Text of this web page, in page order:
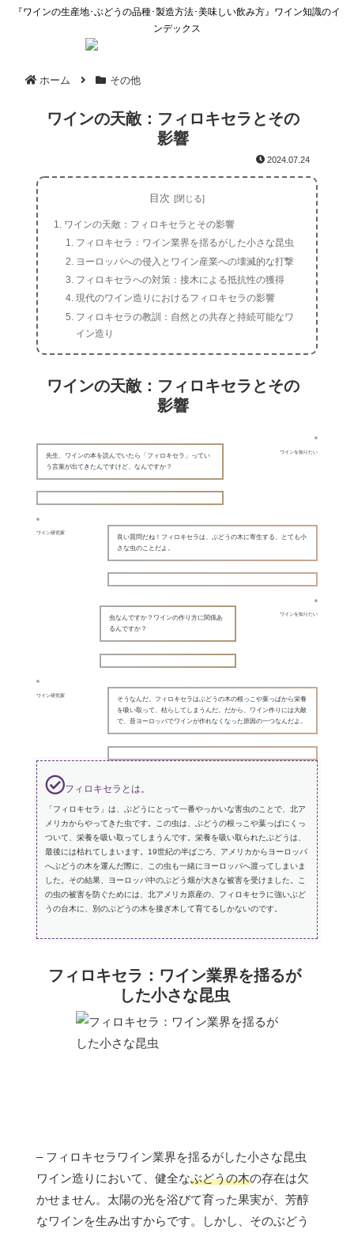
『ワインの生産地･ぶどうの品種･製造方法･美味しい飲み方』ワイン知識のイ
ンデックス
ホーム その他
ワインの天敵：フィロキセラとその
影響
2024.07.24
目次
ワインの天敵：フィロキセラとその影響
フィロキセラ：ワイン業界を揺るがした小さな昆虫
ヨーロッパへの侵入とワイン産業への壊滅的な打撃
フィロキセラへの対策：接木による抵抗性の獲得
現代のワイン造りにおけるフィロキセラの影響
フィロキセラの教訓：自然との共存と持続可能なワ
イン造り
ワインの天敵：フィロキセラとその
影響
ワインを知りたい
先生、ワインの本を読んでいたら「フィロキセラ」ってい
う言葉が出てきたんですけど、なんですか？
ワイン研究家
良い質問だね！フィロキセラは、ぶどうの木に寄生する、とても小
さな虫のことだよ。
ワインを知りたい
虫なんですか？ワインの作り方に関係あ
るんですか？
ワイン研究家
そうなんだ。フィロキセラはぶどうの木の根っこや葉っぱから栄養
を吸い取って、枯らしてしまうんだ。だから、ワイン作りには大敵
で、昔ヨーロッパでワインが作れなくなった原因の一つなんだよ。
フィロキセラとは。
「フィロキセラ」は、ぶどうにとって一番やっかいな害虫のことで、北ア
メリカからやってきた虫です。この虫は、ぶどうの根っこや葉っぱにくっ
ついて、栄養を吸い取ってしまうんです。栄養を吸い取られたぶどうは、
最後には枯れてしまいます。19世紀の半ばごろ、アメリカからヨーロッパ
へぶどうの木を運んだ際に、この虫も一緒にヨーロッパへ渡ってしまいま
した。その結果、ヨーロッパ中のぶどう畑が大きな被害を受けました。こ
の虫の被害を防ぐためには、北アメリカ原産の、フィロキセラに強いぶど
うの台木に、別のぶどうの木を接ぎ木して育てるしかないのです。
フィロキセラ：ワイン業界を揺るが
した小さな昆虫
– フィロキセラワイン業界を揺るがした小さな昆虫
ワイン造りにおいて、健全なぶどうの木の存在は欠
かせません。太陽の光を浴びて育った果実が、芳醇
なワインを生み出すからです。しかし、そのぶどう